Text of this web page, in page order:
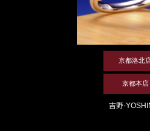
京都洛北
京都本店
吉野-